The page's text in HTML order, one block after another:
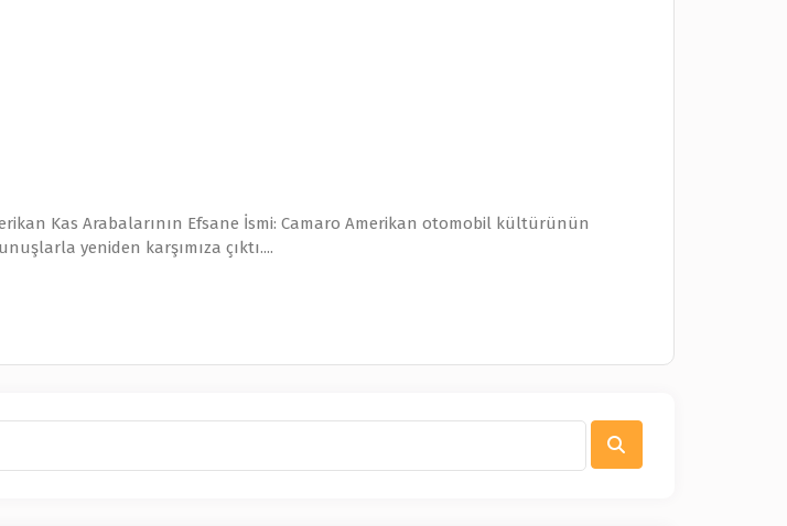
Kas Arabalarının Efsane İsmi: Camaro Amerikan otomobil kültürünün
yeniden karşımıza çıktı....